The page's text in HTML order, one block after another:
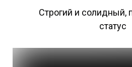
Строгий и солидный,
статус